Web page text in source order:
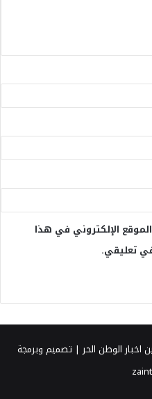
الإلكتروني في هذا
تعليقي.
اخبار الوطن الحر | تصميم وبرمجة